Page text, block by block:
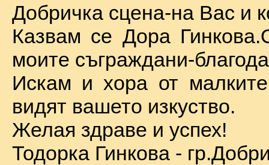
Добричка сцена-на Вас и
Казвам се Дора
моите съграждани-
Искам и хора от
видят вашето изкуство.
Желая здраве и успех!
Тодорка Гинкова -